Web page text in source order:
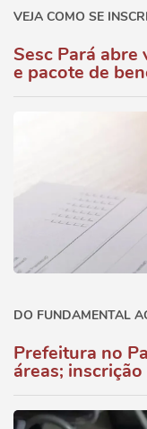
VEJA COMO SE
Sesc Pará abre
e pacote de
DO FUNDAMENTAL
Prefeitura no
áreas;